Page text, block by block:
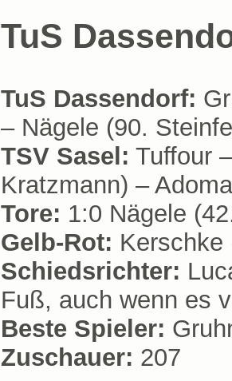
TuS
TuS Dassendorf:
– Nägele (90.
TSV Sasel: Tuffour
Kratzmann) –
Tore: 1:0 Nägele
Gelb-Rot: Kerschke
Schiedsrichter:
Fuß, auch wenn es
Beste Spieler:
Zuschauer: 207